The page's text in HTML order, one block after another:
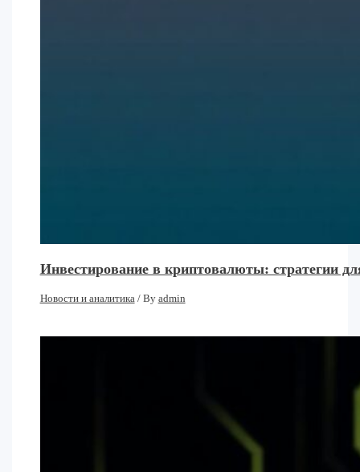
Инвестирование в криптовалюты: стратегии
Новости и аналитика / By admin